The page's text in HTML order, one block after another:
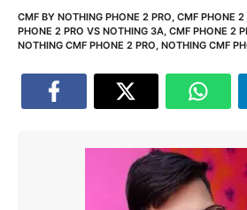
CMF BY NOTHING PHONE 2 PRO, CMF PHONE
PHONE 2 PRO VS NOTHING 3A, CMF PHONE 2
NOTHING CMF PHONE 2 PRO, NOTHING CMF